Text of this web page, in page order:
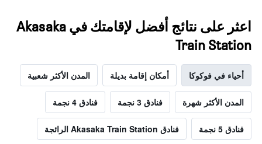
اعثر على نتائج أفضل لإقامتك في Akasaka
Train Station
أحياء في فوكوكا أمكان إقامة بديلة المدن الأكثر شعبية
المدن الأكثر شهرة فنادق 3 نجمة فنادق 4 نجمة
فنادق 5 نجمة فنادق Akasaka Train Station الرائجة